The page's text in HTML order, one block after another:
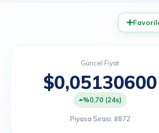
Güncel Fiyat
$0,05130600
%0,70 (24s)
Piyasa Sırası: #872